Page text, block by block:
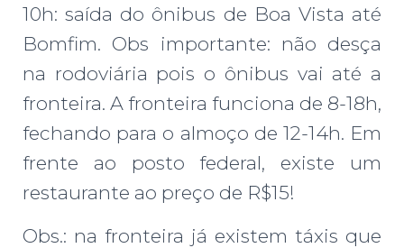
10h: saída do ônibus de Boa Vista até
Bomfim. Obs importante: não desça
na rodoviária pois o ônibus vai até a
fronteira. A fronteira funciona de 8-18h,
fechando para o almoço de 12-14h. Em
frente ao posto federal, existe um
restaurante ao preço de R$15!
Obs.: na fronteira já existem táxis que